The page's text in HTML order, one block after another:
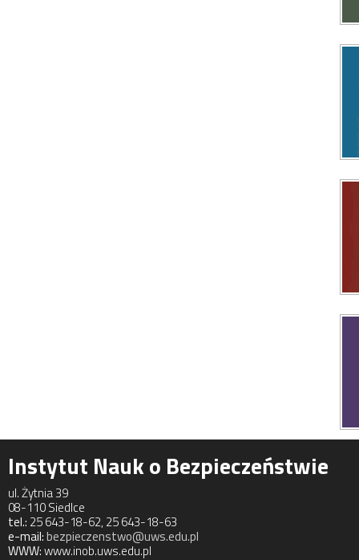
Instytut Nauk o Bezpieczeństwie
ul. Żytnia 39
08-110 Siedlce
tel.: 25 643-18-62, 25 643-18-63
e-mail:bezpieczenstwo@uws.edu.pl
WWW:www.inob.uws.edu.pl